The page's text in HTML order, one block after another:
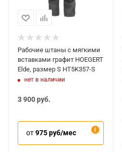
Рабочие штаны с мягкими
вставками графит HOEGERT
Elde, размер S HT5K357-S
нет в наличии
3 900руб.
от975 руб/мес